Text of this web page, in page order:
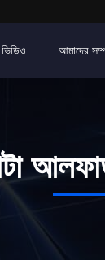
ভিডিও আমাদের